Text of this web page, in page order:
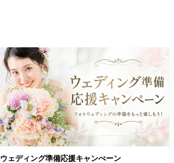
ウェディング準備応援キャンぺーン